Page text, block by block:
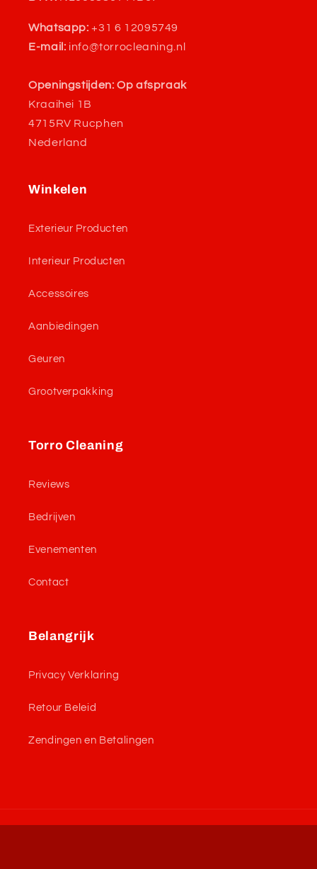
Whatsapp: +31 6 12095749
E-mail: info@torrocleaning.nl
Openingstijden: Op afspraak
Kraaihei 1B
4715RV Rucphen
Nederland
Winkelen
Exterieur Producten
Interieur Producten
Accessoires
Aanbiedingen
Geuren
Grootverpakking
Torro Cleaning
Reviews
Bedrijven
Evenementen
Contact
Belangrijk
Privacy Verklaring
Retour Beleid
Zendingen en Betalingen